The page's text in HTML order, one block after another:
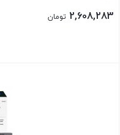
2,608,283 تومان